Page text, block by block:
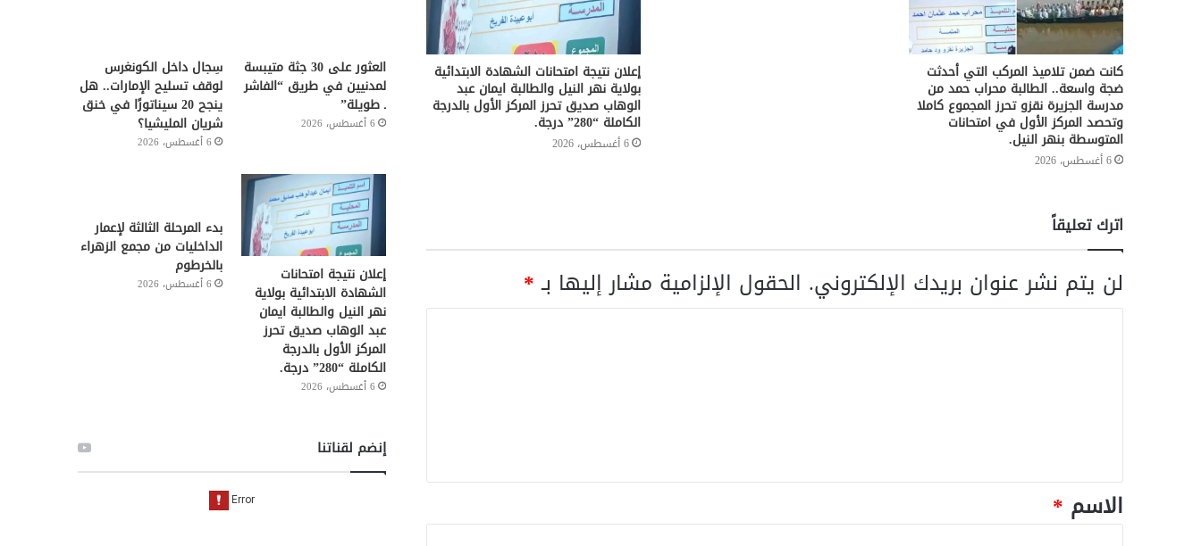
كانت ضمن تلاميذ المركب التي أحدثت
ضجة واسعة.. الطالبة محراب حمد من
مدرسة الجزيرة نقزو تحرز المجموع كاملا
وتحصد المركز الأول في امتحانات
المتوسطة بنهر النيل.
6 أغسطس، 2026
إعلان نتيجة امتحانات الشهادة الابتدائية
بولاية نهر النيل والطالبة ايمان عبد
الوهاب صدیق تحرز المركز الأول بالدرجة
الكاملة “280” درجة.
6 أغسطس، 2026
اترك تعليقاً
لن يتم نشر عنوان بريدك الإلكتروني. الحقول الإلزامية مشار إليها بـ*
الاسم *
العثور على 30 جثة متيبسة
لمدنيين في طريق “الفاشر
ـ طويلة”
6 أغسطس، 2026
سِجال داخل الكونغرس
لوقف تسليح الإمارات.. هل
ينجح 20 سيناتورًا في خنق
شريان المليشيا؟
6 أغسطس، 2026
إعلان نتيجة امتحانات
الشهادة الابتدائية بولاية
نهر النيل والطالبة ايمان
عبد الوهاب صدیق تحرز
المركز الأول بالدرجة
الكاملة “280” درجة.
6 أغسطس، 2026
بدء المرحلة الثالثة لإعمار
الداخليات من مجمع الزهراء
بالخرطوم
6 أغسطس، 2026
إنضم لقناتنا